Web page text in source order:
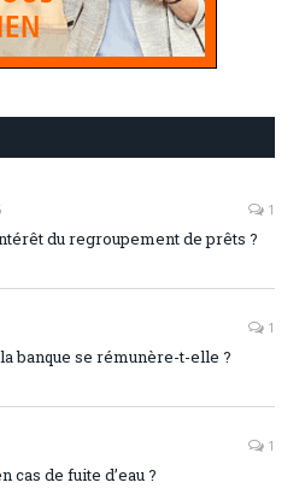
1
du regroupement de prêts ?
1
banque se rémunère-t-elle ?
1
cas de fuite d’eau ?